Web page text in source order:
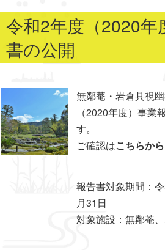
令和2年度（2020年
書の公開
無鄰菴・岩倉具視
（2020年度）事業
す。
ご確認はこちらから
報告書対象期間：
月31日
対象施設：無鄰菴